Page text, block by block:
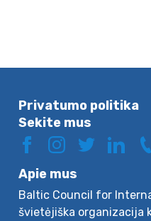
Privatumo politika
Sekite mus
Apie mus
Baltic Council for
švietėjiška organizacija